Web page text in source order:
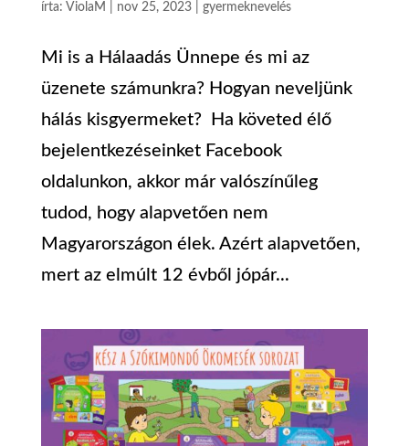
írta: ViolaM nov 25, 2023| gyermeknevelés
Mi is a Hálaadás Ünnepe és mi az
üzenete számunkra? Hogyan neveljünk
hálás kisgyermeket? Ha követed élő
bejelentkezéseinket Facebook
oldalunkon, akkor már valószínűleg
tudod, hogy alapvetően nem
Magyarországon élek. Azért alapvetően,
mert az elmúlt 12 évből jópár...